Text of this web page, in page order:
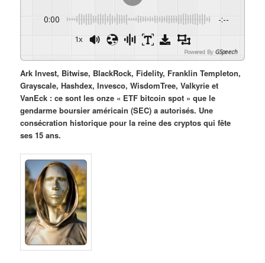
0:00 -:--
1x
Powered By GSpeech
Ark Invest, Bitwise, BlackRock, Fidelity, Franklin Templeton,
Grayscale, Hashdex, Invesco, WisdomTree, Valkyrie et
VanEck : ce sont les onze « ETF bitcoin spot » que le
gendarme boursier américain (SEC) a autorisés. Une
consécration historique pour la reine des cryptos qui fête
ses 15 ans.